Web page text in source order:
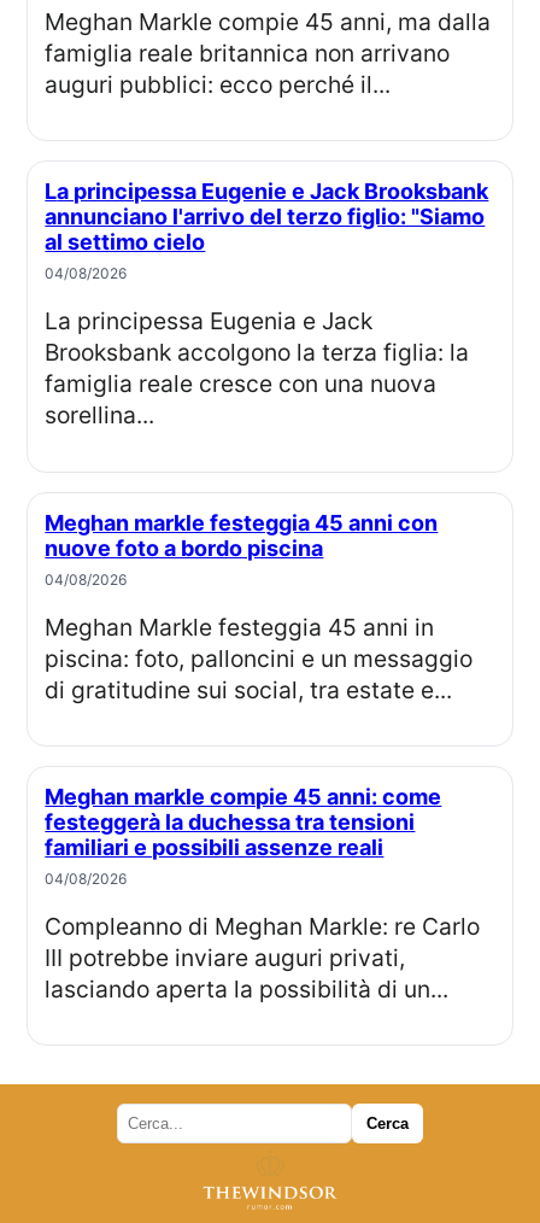
Meghan Markle compie 45 anni, ma dalla
famiglia reale britannica non arrivano
auguri pubblici: ecco perché il...
La principessa Eugenie e Jack Brooksbank
annunciano l'arrivo del terzo figlio: "Siamo
al settimo cielo
04/08/2026
La principessa Eugenia e Jack
Brooksbank accolgono la terza figlia: la
famiglia reale cresce con una nuova
sorellina...
Meghan markle festeggia 45 anni con
nuove foto a bordo piscina
04/08/2026
Meghan Markle festeggia 45 anni in
piscina: foto, palloncini e un messaggio
di gratitudine sui social, tra estate e...
Meghan markle compie 45 anni: come
festeggerà la duchessa tra tensioni
familiari e possibili assenze reali
04/08/2026
Compleanno di Meghan Markle: re Carlo
III potrebbe inviare auguri privati,
lasciando aperta la possibilità di un...